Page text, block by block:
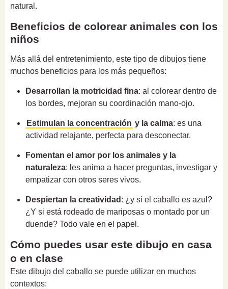
natural.
Beneficios de colorear animales con los
niños
Más allá del entretenimiento, este tipo de dibujos tiene
muchos beneficios para los más pequeños:
Desarrollan la motricidad fina: al colorear dentro de
los bordes, mejoran su coordinación mano-ojo.
Estimulan la concentración y la calma: es una
actividad relajante, perfecta para desconectar.
Fomentan el amor por los animales y la
naturaleza: les anima a hacer preguntas, investigar y
empatizar con otros seres vivos.
Despiertan la creatividad : ¿y si el caballo es azul?
¿Y si está rodeado de mariposas o montado por un
duende? Todo vale en el papel.
Cómo puedes usar este dibujo en casa
o en clase
Este dibujo del caballo se puede utilizar en muchos
contextos: